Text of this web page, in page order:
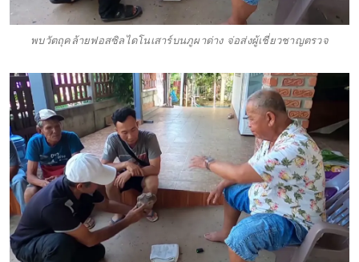
พบวัตถุคล้ายฟอสซิลไดโนเสาร์บนภูผาด่าง จ่อส่งผู้เชี่ยวชาญตรวจ